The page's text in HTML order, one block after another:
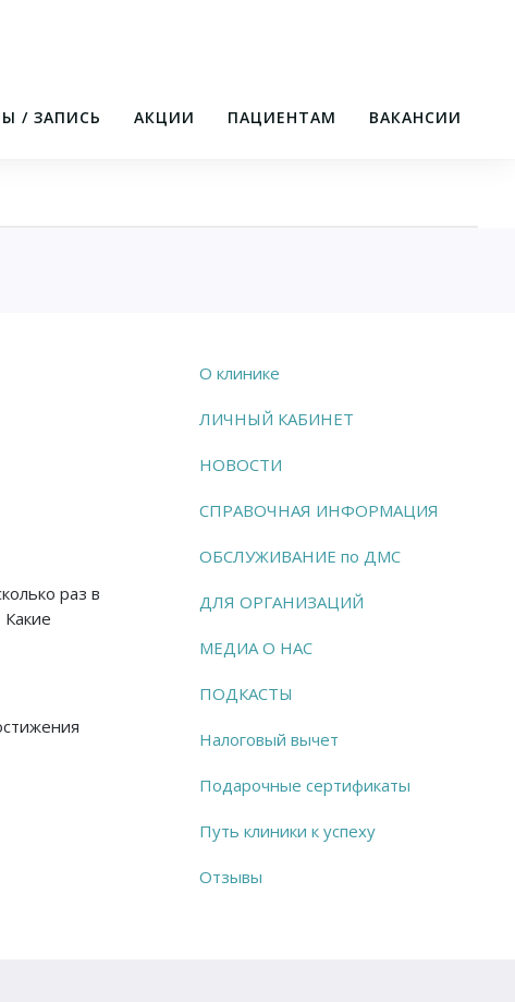
/ ЗАПИСЬ АКЦИИ ПАЦИЕНТАМ ВАКАНСИИ
раз в
О клинике
ЛИЧНЫЙ КАБИНЕТ
НОВОСТИ
СПРАВОЧНАЯ ИНФОРМАЦИЯ
ОБСЛУЖИВАНИЕ по ДМС
ДЛЯ ОРГАНИЗАЦИЙ
МЕДИА О НАС
ПОДКАСТЫ
Налоговый вычет
Подарочные сертификаты
Путь клиники к успеху
Отзывы